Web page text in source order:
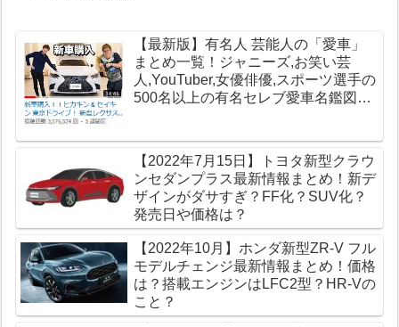
【最新版】有名人 芸能人の「愛車」
まとめ一覧！ジャニーズ,お笑い芸
人,YouTuber,女優俳優,スポーツ選手の
500名以上の有名セレブ愛車名鑑図鑑
【2022年7月15日】トヨタ新型クラウ
ンセダンプラス最新情報まとめ！新デ
ザインがダサすぎ？FF化？SUV化？
発売日や価格は？
【2022年10月】ホンダ新型ZR-V フル
モデルチェンジ最新情報まとめ！価格
は？搭載エンジンはLFC2型？HR-Vの
こと？